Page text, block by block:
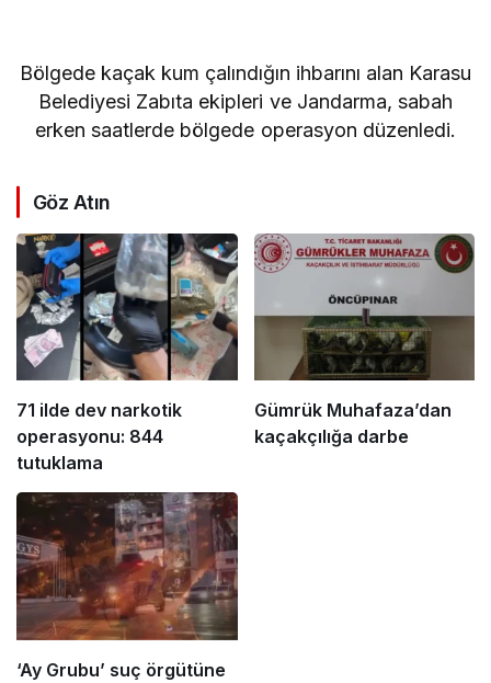
Bölgede kaçak kum çalındığın ihbarını alan Karasu
Belediyesi Zabıta ekipleri ve Jandarma, sabah
erken saatlerde bölgede operasyon düzenledi.
Göz Atın
71 ilde dev narkotik
operasyonu: 844
tutuklama
Gümrük Muhafaza’dan
kaçakçılığa darbe
‘Ay Grubu’ suç örgütüne